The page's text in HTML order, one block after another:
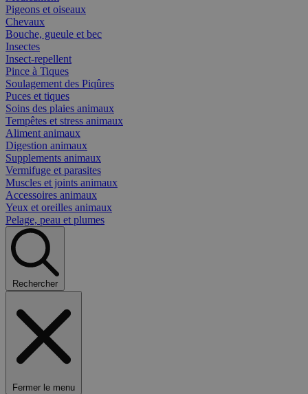
Pigeons et oiseaux
Chevaux
Bouche, gueule et bec
Insectes
Insect-repellent
Pince à Tiques
Soulagement des Piqûres
Puces et tiques
Soins des plaies animaux
Tempêtes et stress animaux
Aliment animaux
Digestion animaux
Supplements animaux
Vermifuge et parasites
Muscles et joints animaux
Accessoires animaux
Yeux et oreilles animaux
Pelage, peau et plumes
Rechercher
Fermer le menu